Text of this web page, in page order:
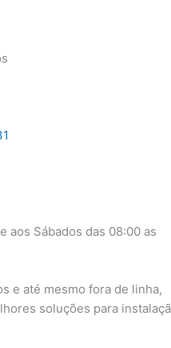
aos Sábados das 08:00 as
e até mesmo fora de linha,
soluções para